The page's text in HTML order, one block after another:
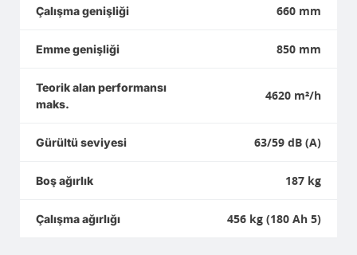
Çalışma genişliği 660 mm
Emme genişliği 850 mm
Teorik alan performansı
maks.
4620 m²/h
Gürültü seviyesi 63/59 dB (A)
Boş ağırlık 187 kg
Çalışma ağırlığı 456 kg (180 Ah 5)